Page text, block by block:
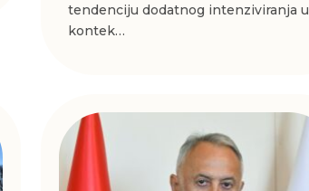
tendenciju dodatnog intenziviranja u
kontek…